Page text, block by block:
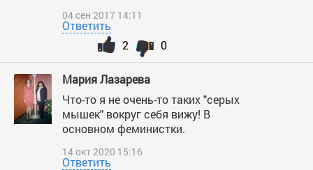
04 сен 2017 14:11
Ответить
0
2
Мария Лазарева
Что-то я не очень-то таких "серых
мышек" вокруг себя вижу! В
основном феминистки.
14 окт 2020 15:16
Ответить